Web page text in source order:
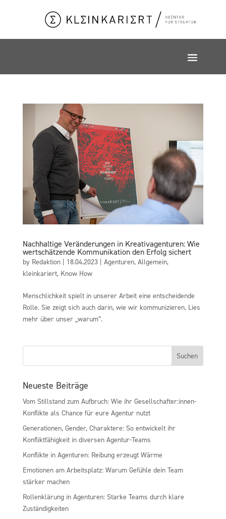
Nachhaltige Veränderungen in Kreativagenturen: Wie
wertschätzende Kommunikation den Erfolg sichert
by Redaktion| 18.04.2023| Agenturen, Allgemein,
kleinkariert, Know How
Menschlichkeit spielt in unserer Arbeit eine entscheidende
Rolle. Sie zeigt sich auch darin, wie wir kommunizieren. Lies
mehr über unser „warum“.
Neueste Beiträge
Vom Stillstand zum Aufbruch: Wie ihr Gesellschafter:innen-
Konflikte als Chance für eure Agentur nutzt
Generationen, Gender, Charaktere: So entwickelt ihr
Konfliktfähigkeit in diversen Agentur-Teams
Konflikte in Agenturen: Reibung erzeugt Wärme
Emotionen am Arbeitsplatz: Warum Gefühle dein Team
stärker machen
Rollenklärung in Agenturen: Starke Teams durch klare
Zuständigkeiten